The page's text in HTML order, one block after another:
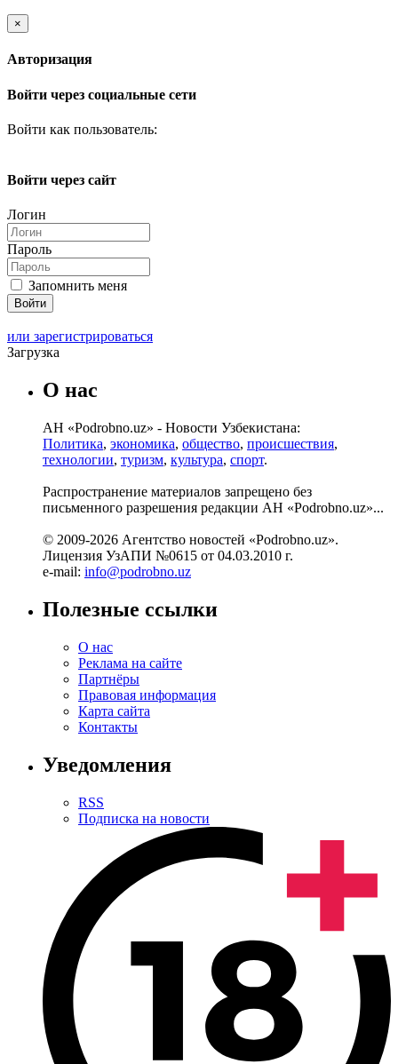
×
Авторизация
Войти через социальные сети
Войти как пользователь:
Войти через сайт
Логин
Пароль
Запомнить меня
или зарегистрироваться
Загрузка
О нас
АН «Podrobno.uz» - Новости Узбекистана:
Политика, экономика, общество, происшествия,
технологии, туризм, культура, спорт.
Распространение материалов запрещено без
письменного разрешения редакции АН «Podrobno.uz»...
© 2009-2026 Агентство новостей «Podrobno.uz».
Лицензия УзАПИ №0615 от 04.03.2010 г.
e-mail: info@podrobno.uz
Полезные ссылки
О нас
Реклама на сайте
Партнёры
Правовая информация
Карта сайта
Контакты
Уведомления
RSS
Подписка на новости